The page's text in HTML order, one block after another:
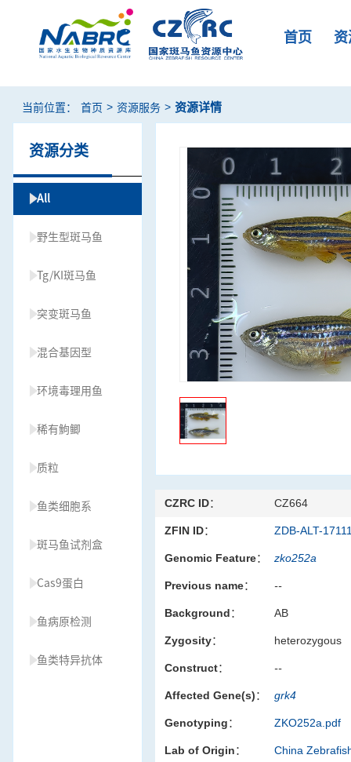
首页
当前位置： 首页 > 资源服务 > 资源详情
资源分类
All
野生型斑马鱼
Tg/KI斑马鱼
突变斑马鱼
混合基因型
环境毒理用鱼
稀有鮈鲫
质粒
鱼类细胞系
斑马鱼试剂盒
Cas9蛋白
鱼病原检测
鱼类特异抗体
CZRC ID： CZ664
ZFIN ID： ZDB-ALT-
Genomic Feature： zko252a
Previous name： --
Background： AB
Zygosity： heterozygous
Construct： --
Affected Gene(s)： grk4
Genotyping： ZKO252a.pdf
Lab of Origin： China